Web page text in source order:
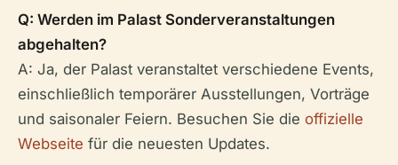
Q: Werden im Palast Sonderveranstaltungen
abgehalten?
A: Ja, der Palast veranstaltet verschiedene Events,
einschließlich temporärer Ausstellungen, Vorträge
und saisonaler Feiern. Besuchen Sie die offizielle
Webseite für die neuesten Updates.